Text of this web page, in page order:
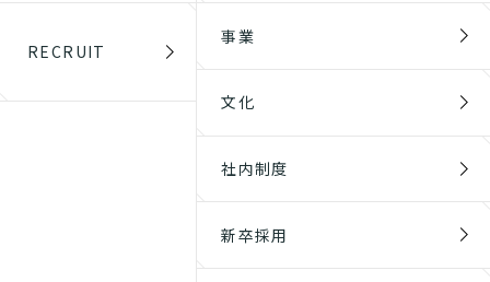
RECRUIT
事業
文化
社内制度
新卒採用